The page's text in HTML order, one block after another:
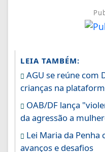
LEIA TAMBÉM:
AGU se reúne com
crianças na
OAB/DF lança
da agressão a
Lei Maria da
avanços e desafios